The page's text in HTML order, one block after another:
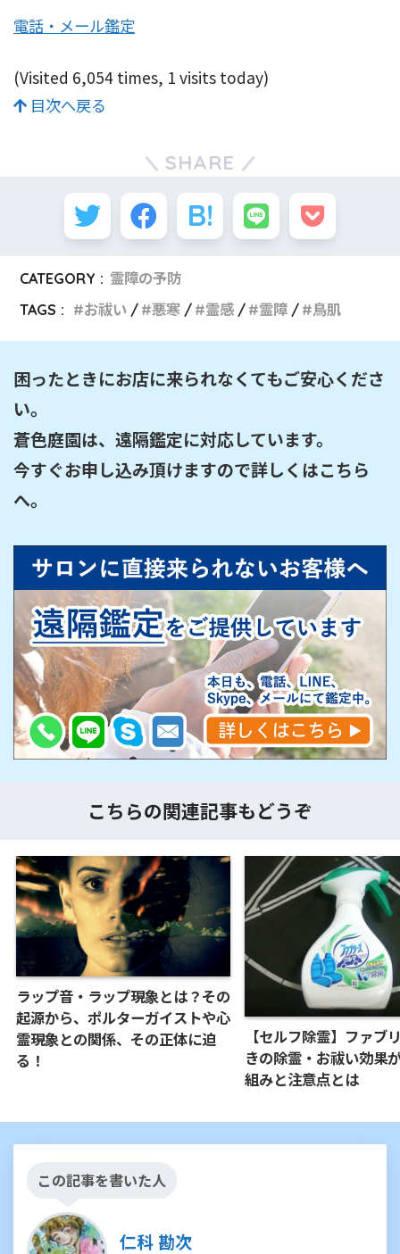
電話・メール鑑定
(Visited 6,054 times, 1 visits today)
目次へ戻る
SHARE
CATEGORY : 霊障の予防
TAGS :
お祓い 悪寒 霊感 霊障 鳥肌
困ったときにお店に来られなくてもご安心くださ
い。
蒼色庭園は、遠隔鑑定に対応しています。
今すぐお申し込み頂けますので詳しくはこちら
へ。
こちらの関連記事もどうぞ
ラップ音・ラップ現象とは？その
起源から、ポルターガイストや心
霊現象との関係、その正体に迫
る！
【セルフ除霊】ファブ
きの除霊・お祓い効果
組みと注意点とは
この記事を書いた人
仁科 勘次